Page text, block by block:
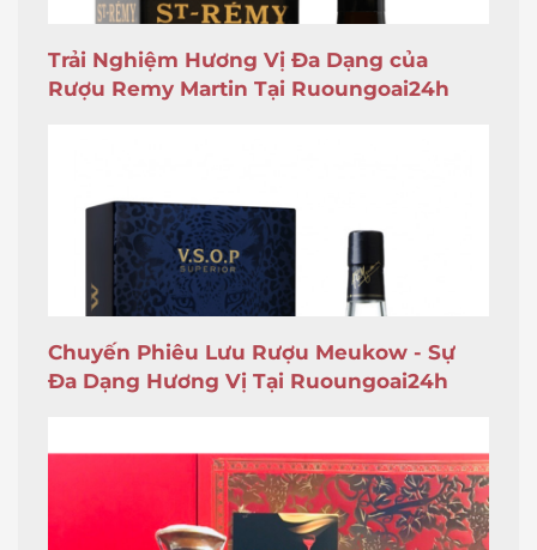
Trải Nghiệm Hương Vị Đa Dạng của
Rượu Remy Martin Tại Ruoungoai24h
Chuyến Phiêu Lưu Rượu Meukow - Sự
Đa Dạng Hương Vị Tại Ruoungoai24h